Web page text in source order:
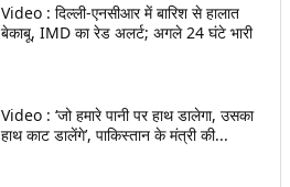
Video : दिल्ली-एनसीआर में बारिश से हालात
बेकाबू, IMD का रेड अलर्ट; अगले 24 घंटे भारी
Video : ‘जो हमारे पानी पर हाथ डालेगा, उसका
हाथ काट डालेंगे’, पाकिस्तान के मंत्री की...